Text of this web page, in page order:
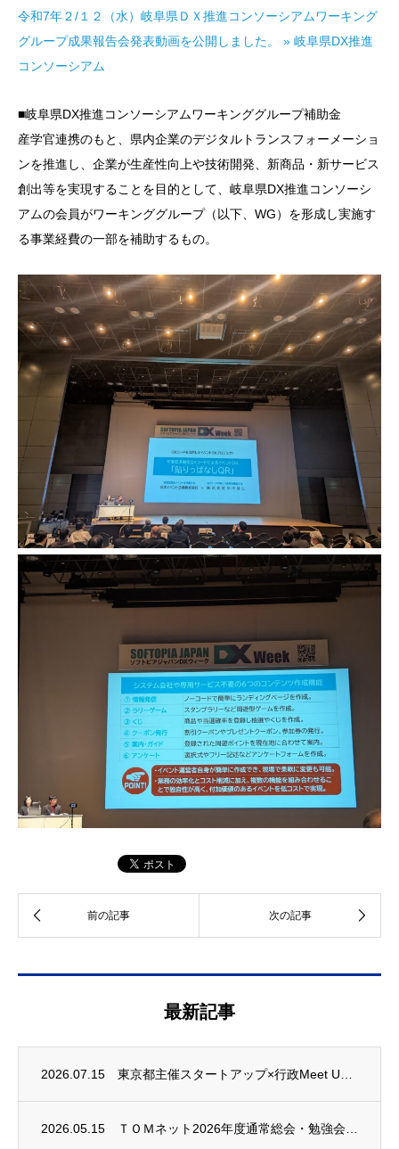
令和7年２/１２（水）岐阜県ＤＸ推進コンソーシアムワーキング
グループ成果報告会発表動画を公開しました。 » 岐阜県DX推進
コンソーシアム
■岐阜県DX推進コンソーシアムワーキンググループ補助金
産学官連携のもと、県内企業のデジタルトランスフォーメーショ
ンを推進し、企業が生産性向上や技術開発、新商品・新サービス
創出等を実現することを目的として、岐阜県DX推進コンソーシ
アムの会員がワーキンググループ（以下、WG）を形成し実施す
る事業経費の一部を補助するもの。
最新記事
2026.07.15
2026.05.15